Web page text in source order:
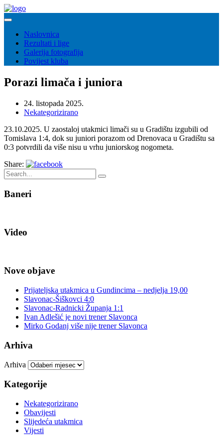
Naslovnica
Rezultati i lige
Galerija fotografija
Povijest kluba
Porazi limača i juniora
24. listopada 2025.
Nekategorizirano
23.10.2025. U zaostaloj utakmici limači su u Gradištu izgubili od
Tomislava 1:4, dok su juniori porazom od Drenovaca u Gradištu sa
0:3 potvrdili da više nisu u vrhu juniorskog nogometa.
Share:
Baneri
Video
Nove objave
Prijateljska utakmica u Gundincima – nedjelja 19,00
Slavonac-Šiškovci 4:0
Slavonac-Radnicki Županja 1:1
Ivan Adlešić je novi trener Slavonca
Mirko Godanj više nije trener Slavonca
Arhiva
Arhiva
Kategorije
Nekategorizirano
Obavijesti
Slijedeća utakmica
Vijesti